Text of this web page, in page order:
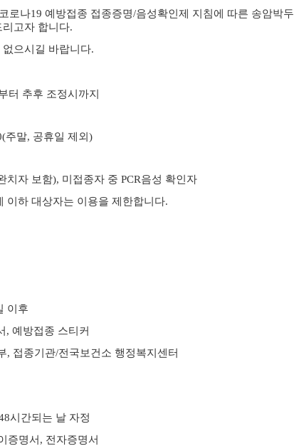
코로나19 예방접종 접종증명/음성확인제 지침에 따른 송암박두
고자 합니다.
으시길 바랍니다.
터 추후 조정시까지
주말, 공휴일 제외 )
치자 보함), 미접종자 중 PCR음성 확인자
이하 대상자는 이용을 제한합니다.
이후
, 예방접종 스티커
, 접종기관/전국보건소 행정복지센터
시간되는 날 자정
증명서 , 전자증명서